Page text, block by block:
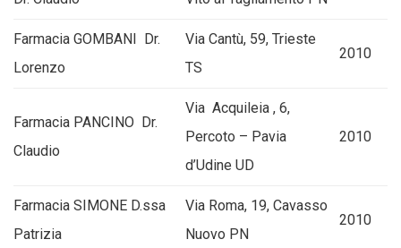
Farmacia GOMBANI Dr.
Lorenzo
Via Cantù, 59, Trieste
TS
2010
Farmacia PANCINO Dr.
Claudio
Via Acquileia , 6,
Percoto – Pavia
d’Udine UD
2010
Farmacia SIMONE D.ssa
Patrizia
Via Roma, 19, Cavasso
Nuovo PN
2010